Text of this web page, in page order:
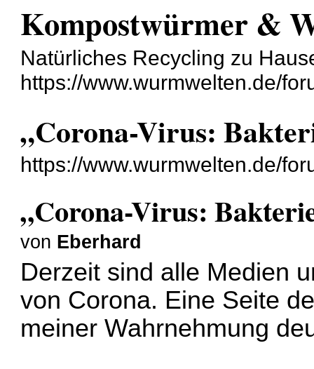
Kompostwürmer &
Natürliches Recycling zu
https://www.wurmwelten.de/
„Corona-Virus:
https://www.wurmwelten.de/
„Corona-Virus:
von Eberhard
Derzeit sind alle Medien
von Corona. Eine Seite
meiner Wahrnehmung